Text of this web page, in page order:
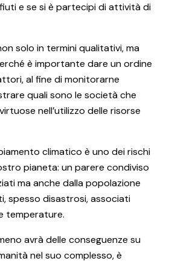
e se si è partecipi di attività di
solo in termini qualitativi, ma
è importante dare un ordine
al fine di monitorarne
quali sono le società che
nell’utilizzo delle risorse
climatico è uno dei rischi
pianeta: un parere condiviso
ma anche dalla popolazione
spesso disastrosi, associati
temperature.
avrà delle conseguenze su
nel suo complesso, è